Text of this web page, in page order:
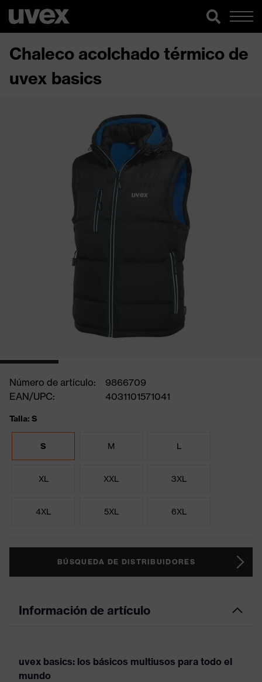
Chaleco acolchado térmico de
uvex basics
Número de artículo:
9866709
EAN/UPC:
4031101571041
Talla: S
S M L
XL XXL 3XL
4XL 5XL 6XL
BÚSQUEDA DE DISTRIBUIDORES
Información de artículo
uvex basics: los básicos multiusos para todo el
mundo